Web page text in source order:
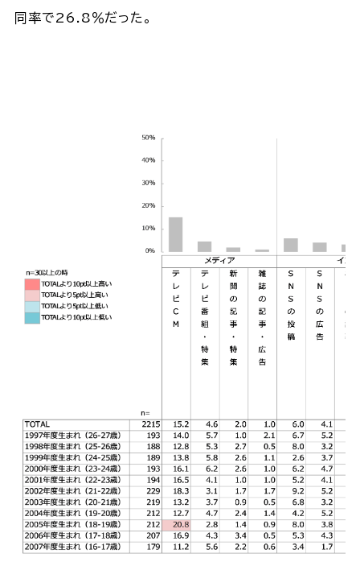
同率で26.8％だった。